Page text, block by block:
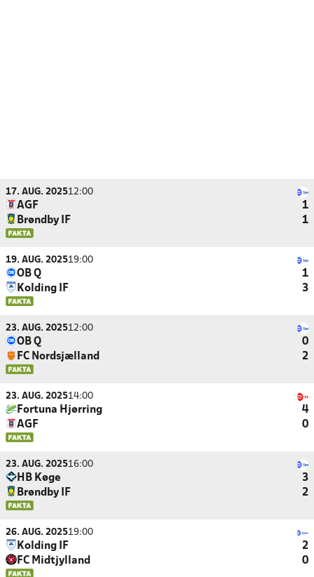
17. AUG. 202512:00
AGF
1
Brøndby IF
1
19. AUG. 202519:00
OB Q
1
Kolding IF
3
23. AUG. 202512:00
OB Q
0
FC Nordsjælland
2
23. AUG. 202514:00
Fortuna Hjørring
4
AGF
0
23. AUG. 202516:00
HB Køge
3
Brøndby IF
2
26. AUG. 202519:00
Kolding IF
2
FC Midtjylland
0